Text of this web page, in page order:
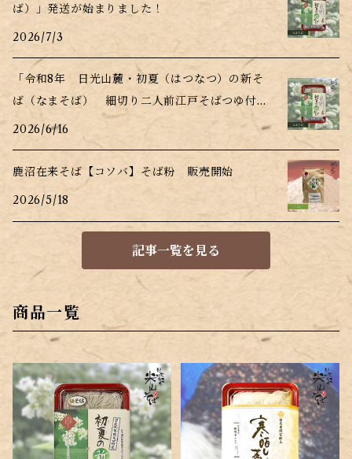
ば）」発送が始まりました！
2026/7/3
「令和8年 日光山麓・初夏（はつなつ）の新そ
ば（なまそば） 細切り二人前江戸そばつゆ付」
販売開始！
2026/6/16
鹿沼在来そば【コソバ】そば粉 販売開始
2026/5/18
記事一覧を見る
商品一覧